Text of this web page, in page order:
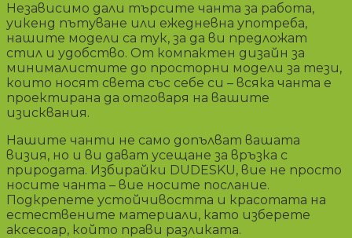
Независимо дали търсите чанта за работа,
уикенд пътуване или ежедневна употреба,
нашите модели са тук, за да ви предложат
стил и удобство. От компактен дизайн за
минималистите до просторни модели за тези,
които носят света със себе си – всяка чанта е
проектирана да отговаря на вашите
изисквания.
Нашите чанти не само допълват вашата
визия, но и ви дават усещане за връзка с
природата. Избирайки DUDESKU, вие не просто
носите чанта – вие носите послание.
Подкрепете устойчивостта и красотата на
естествените материали, като изберете
аксесоар, който прави разликата.